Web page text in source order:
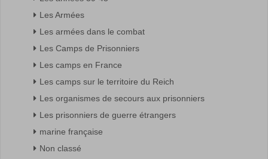
Les Armées
Les armées dans le combat
Les Camps de Prisonniers
Les camps en France
Les camps sur le territoire du Reich
Les organismes de secours aux prisonniers
Les prisonniers de guerre étrangers
marine française
Non classé